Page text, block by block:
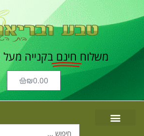
משלוח חינם בקנייה מעל 400 ש"ח
₪0.00